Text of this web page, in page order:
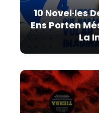
10 Novel·les
Ens Porten
La